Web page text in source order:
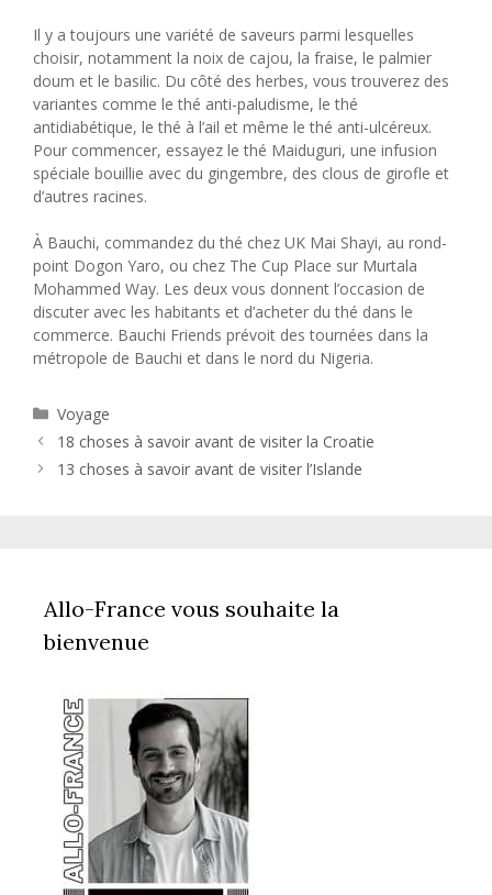
Il y a toujours une variété de saveurs parmi lesquelles
choisir, notamment la noix de cajou, la fraise, le palmier
doum et le basilic. Du côté des herbes, vous trouverez des
variantes comme le thé anti-paludisme, le thé
antidiabétique, le thé à l’ail et même le thé anti-ulcéreux.
Pour commencer, essayez le thé Maiduguri, une infusion
spéciale bouillie avec du gingembre, des clous de girofle et
d’autres racines.
À Bauchi, commandez du thé chez UK Mai Shayi, au rond-
point Dogon Yaro, ou chez The Cup Place sur Murtala
Mohammed Way. Les deux vous donnent l’occasion de
discuter avec les habitants et d’acheter du thé dans le
commerce. Bauchi Friends prévoit des tournées dans la
métropole de Bauchi et dans le nord du Nigeria.
Catégories
Voyage
18 choses à savoir avant de visiter la Croatie
13 choses à savoir avant de visiter l’Islande
Allo-France vous souhaite la
bienvenue